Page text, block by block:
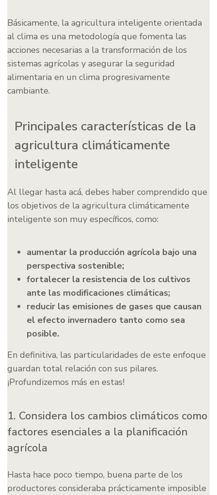
Básicamente, la agricultura inteligente orientada
al clima es una metodología que fomenta las
acciones necesarias a la transformación de los
sistemas agrícolas y asegurar la seguridad
alimentaria en un clima progresivamente
cambiante.
Principales características de la
agricultura climáticamente
inteligente
Al llegar hasta acá, debes haber comprendido que
los objetivos de la agricultura climáticamente
inteligente son muy específicos, como:
aumentar la producción agrícola bajo una
perspectiva sostenible;
fortalecer la resistencia de los cultivos
ante las modificaciones climáticas;
reducir las emisiones de gases que causan
el efecto invernadero tanto como sea
posible.
En definitiva, las particularidades de este enfoque
guardan total relación con sus pilares.
¡Profundizemos más en estas!
1. Considera los cambios climáticos como
factores esenciales a la planificación
agrícola
Hasta hace poco tiempo, buena parte de los
productores consideraba prácticamente imposible